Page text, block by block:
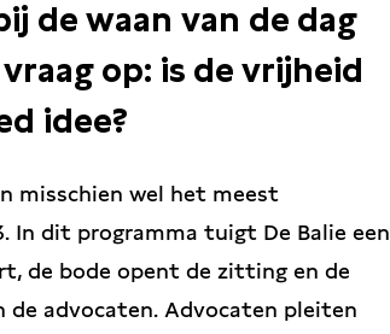
de waan van de dag
op: is de vrijheid
idee?
misschien wel het meest
In dit programma tuigt De Balie een
de bode opent de zitting en de
de advocaten. Advocaten pleiten